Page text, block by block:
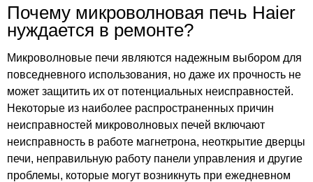
Почему микроволновая печь Haier
нуждается в ремонте?
Микроволновые печи являются надежным выбором для
повседневного использования, но даже их прочность не
может защитить их от потенциальных неисправностей.
Некоторые из наиболее распространенных причин
неисправностей микроволновых печей включают
неисправность в работе магнетрона, неоткрытие дверцы
печи, неправильную работу панели управления и другие
проблемы, которые могут возникнуть при ежедневном